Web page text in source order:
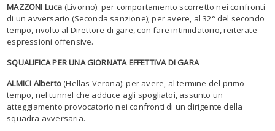
MAZZONI Luca (Livorno): per comportamento scorretto nei confronti
di un avversario (Seconda sanzione); per avere, al 32° del secondo
tempo, rivolto al Direttore di gare, con fare intimidatorio, reiterate
espressioni offensive.
SQUALIFICA PER UNA GIORNATA EFFETTIVA DI GARA
ALMICI Alberto(Hellas Verona): per avere, al termine del primo
tempo, nel tunnel che adduce agli spogliatoi, assunto un
atteggiamento provocatorio nei confronti di un dirigente della
squadra avversaria.